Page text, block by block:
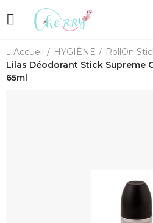
Accueil HYGIÈNE
RollOn
Lilas Déodorant Stick Supreme
65ml